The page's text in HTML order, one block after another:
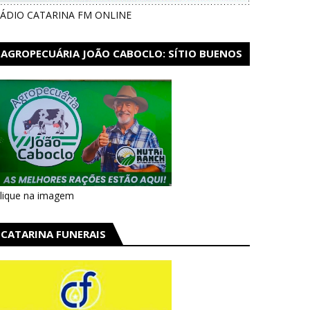
CATARINA FM ONLINE
AGROPECUÁRIA JOÃO CABOCLO: SÍTIO BUENOS
na imagem
CATARINA FUNERAIS